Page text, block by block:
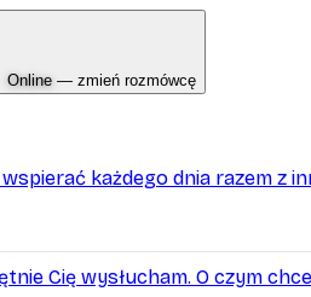
Online— zmień rozmówcę
wspierać każdego dnia razem z
Cię wysłucham. O czym